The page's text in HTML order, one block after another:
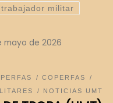
trabajador militar
mayo de 2026
COPERFAS
NOTICIAS UMT